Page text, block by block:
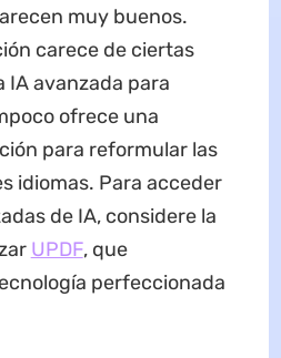
muy buenos.
carece de ciertas
IA avanzada para
ofrece una
para reformular las
idiomas. Para acceder
de IA, considere la
UPDF, que
perfeccionada